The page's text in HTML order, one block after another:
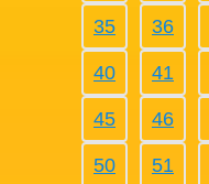
35 36
40 41
45 46
50 51